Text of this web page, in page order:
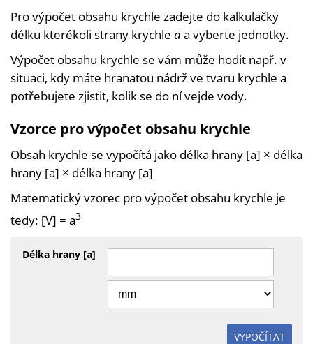
Pro výpočet obsahu krychle zadejte do kalkulačky
délku kterékoli strany krychle aa vyberte jednotky.
Výpočet obsahu krychle se vám může hodit např. v
situaci, kdy máte hranatou nádrž ve tvaru krychle a
potřebujete zjistit, kolik se do ní vejde vody.
Vzorce pro výpočet obsahu krychle
Obsah krychle se vypočítá jako délka hrany [a] × délka
hrany [a] × délka hrany [a]
Matematický vzorec pro výpočet obsahu krychle je
tedy: [V] = a3
Délka hrany [a]
VYPOČÍTAT